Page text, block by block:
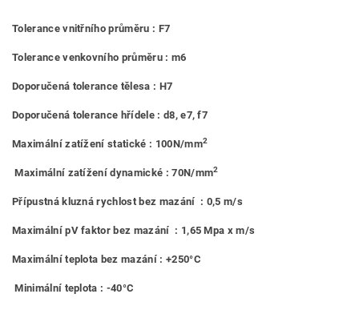
Tolerance vnitřního průměru : F7
Tolerance venkovního průměru : m6
Doporučená tolerance tělesa : H7
Doporučená tolerance hřídele : d8, e7, f7
Maximální zatížení statické : 100N/mm2
Maximální zatížení dynamické : 70N/mm2
Přípustná kluzná rychlost bez mazání : 0,5 m/s
Maximální pV faktor bez mazání : 1,65 Mpa x m/s
Maximální teplota bez mazání : +250°C
Minimální teplota : -40°C